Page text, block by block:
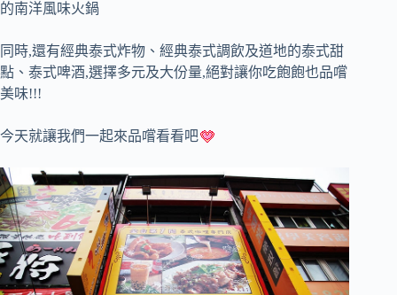
的南洋風味火鍋
同時,還有經典泰式炸物、經典泰式調飲及道地的泰式甜
點、泰式啤酒,選擇多元及大份量,絕對讓你吃飽飽也品嚐
美味!!!
今天就讓我們一起來品嚐看看吧